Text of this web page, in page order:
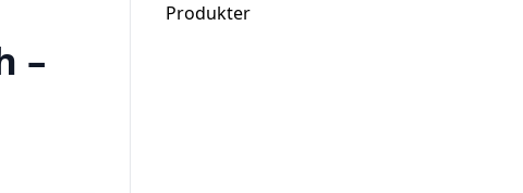
–
Produkter